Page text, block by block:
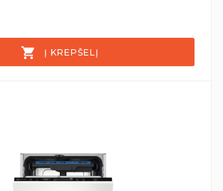
Į KREPŠELĮ